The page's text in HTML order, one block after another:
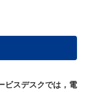
ビスデスクでは，電